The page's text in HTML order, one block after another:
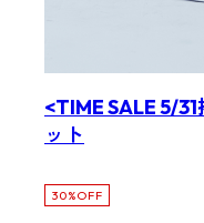
<TIME SALE 5/
ット
30%OFF